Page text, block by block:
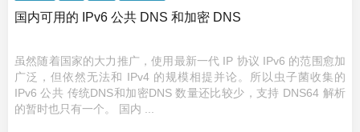
国内可用的 IPv6 公共 DNS 和加密 DNS
虽然随着国家的大力推广，使用最新一代 IP 协议 IPv6 的范围愈加
广泛，但依然无法和 IPv4 的规模相提并论。所以虫子菌收集的
IPv6 公共 传统DNS和加密DNS 数量还比较少，支持 DNS64 解析
的暂时也只有一个。 国内 ...